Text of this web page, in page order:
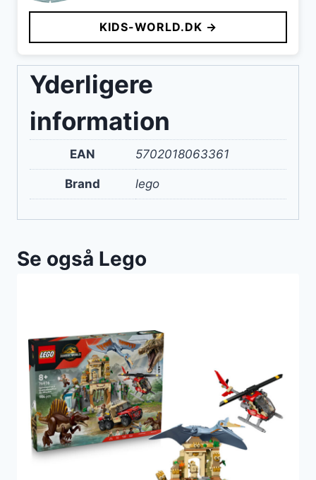
pris
var:
250 kr..
pris
er:
150 kr..
KIDS-WORLD.DK →
Yderligere
information
EAN 5702018063361
Brand lego
Se også Lego